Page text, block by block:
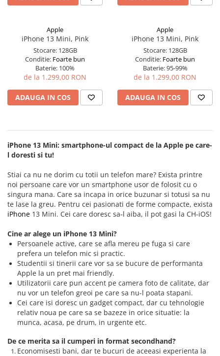
iPhone 15 Plus
iPhone 15 Pro
iPhone 16
iPhone 16 Plus
iPhone 16 Pro Max
iPhone 17 Pro
iPhone SE 2
iPhone SE 3
iPhone Xr
iPhone Xs
iWatch
Series 10
Series 11
Series 6
Series 7
Series 8
Series 9
Series SE 3
iPhone 15
iPhone 15 Plus
iPhone 15 Pro
iPhone 15 Pro Max
iPhone 16 Plus
iPhone 5C
iPhone 6 Plus
iPhone 6s
iPhone 6s Plus
iPhone 7
iPhone 8
iPhone 8 Plus
iPhone SE 1
iPhone SE 2 (2020)
iPhone SE 3 (2022)
iPhone X
iPhone XR
iPhone Xs Max
Apple
iPhone 13 Mini, Pink
Stocare: 128GB
Conditie: Foarte bun
Baterie: 100%
de la 1.299,00 RON
ADAUGA IN COS
Apple
iPhone 13 Mini, Pink
Stocare: 128GB
Conditie: Foarte bun
Baterie:95-99%
de la 1.299,00 RON
ADAUGA IN COS
iPhone 13 Mini: smartphone-ul compact de la Apple pe care-
l doresti si tu!
Stiai ca nu ne dorim cu totii un telefon mare? Exista printre
noi persoane care vor un smartphone usor de folosit cu o
singura mana. Care sa incapa in orice buzunar si totusi sa nu
te lase la greu. Pentru cei pasionati de forme compacte, exista
iPhone 13 Mini. Cei care doresc sa-l aiba, il pot gasi la CH-iOS!
Cine ar alege un iPhone 13 Mini?
Persoanele active, care se afla mereu pe fuga si care
prefera un telefon mic si practic.
Studentii si tinerii care vor sa se bucure de performanta
Apple la un pret mai friendly.
Utilizatorii care pun accent pe camera foto de calitate, dar
nu vor un telefon greoi pe care sa nu-l poata stapani.
Cei care isi doresc un gadget compact, dar cu tehnologie
relativ noua pe care sa se bazeze in orice situatie: la
munca, acasa, pe drum, in urgente etc.
De ce merita sa il cumperi in format secondhand?
Economisesti bani, dar te bucuri de aceeasi experienta la